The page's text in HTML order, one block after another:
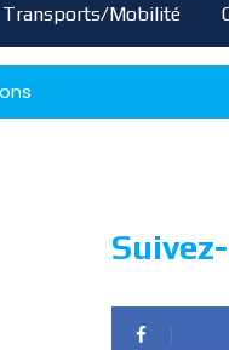
Transports/Mobilité